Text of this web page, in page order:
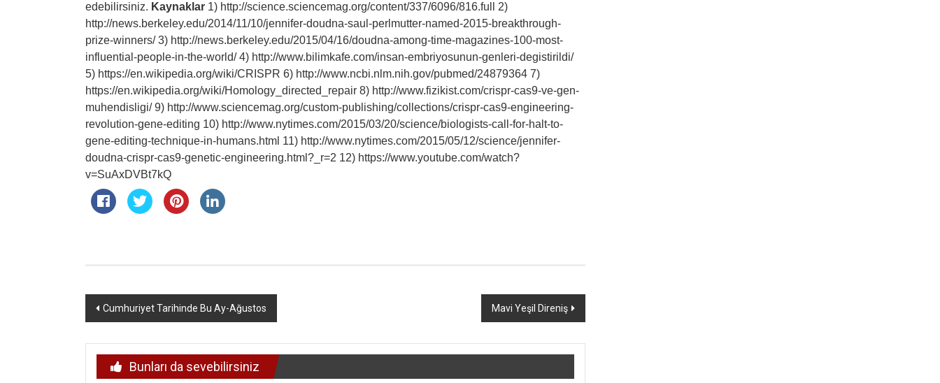
edebilirsiniz. Kaynaklar 1) http://science.sciencemag.org/content/337/6096/816.full 2)
http://news.berkeley.edu/2014/11/10/jennifer-doudna-saul-perlmutter-named-2015-breakthrough-
prize-winners/ 3) http://news.berkeley.edu/2015/04/16/doudna-among-time-magazines-100-most-
influential-people-in-the-world/ 4) http://www.bilimkafe.com/insan-embriyosunun-genleri-degistirildi/
5) https://en.wikipedia.org/wiki/CRISPR 6) http://www.ncbi.nlm.nih.gov/pubmed/24879364 7)
https://en.wikipedia.org/wiki/Homology_directed_repair 8) http://www.fizikist.com/crispr-cas9-ve-gen-
muhendisligi/ 9) http://www.sciencemag.org/custom-publishing/collections/crispr-cas9-engineering-
revolution-gene-editing 10) http://www.nytimes.com/2015/03/20/science/biologists-call-for-halt-to-
gene-editing-technique-in-humans.html 11) http://www.nytimes.com/2015/05/12/science/jennifer-
doudna-crispr-cas9-genetic-engineering.html?_r=2 12) https://www.youtube.com/watch?
v=SuAxDVBt7kQ
Yazı
Cumhuriyet Tarihinde Bu Ay-Ağustos Mavi Yeşil Direniş
Bunları da sevebilirsiniz